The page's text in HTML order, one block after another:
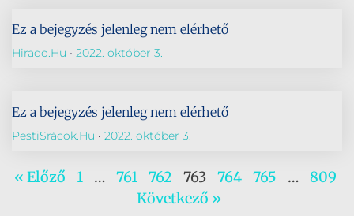
Ez a bejegyzés jelenleg nem elérhető
Hirado.hu 2022. október 3.
Ez a bejegyzés jelenleg nem elérhető
PestiSrácok.hu 2022. október 3.
« Előző 1 … 761 762 763 764 765 …
809
Következő »